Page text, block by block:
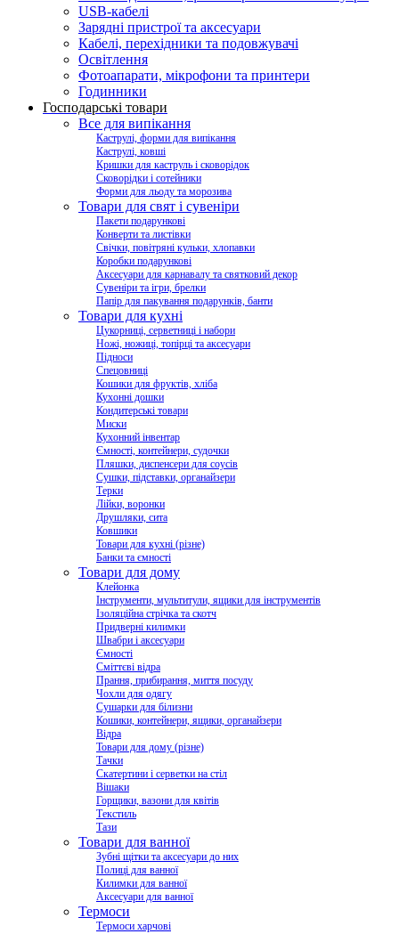
USB-кабелі
Зарядні пристрої та аксесуари
Кабелі, перехідники та подовжувачі
Освітлення
Фотоапарати, мікрофони та принтери
Годинники
Господарські товари
Все для випікання
Каструлі, форми для випікання
Каструлі, ковші
Кришки для каструль і сковорідок
Сковорідки і сотейники
Форми для льоду та морозива
Товари для свят і сувеніри
Пакети подарункові
Конверти та листівки
Свічки, повітряні кульки, хлопавки
Коробки подарункові
Аксесуари для карнавалу та святковий декор
Сувеніри та ігри, брелки
Папір для пакування подарунків, банти
Товари для кухні
Цукорниці, серветниці і набори
Ножі, ножиці, топірці та аксесуари
Підноси
Спецовниці
Кошики для фруктів, хліба
Кухонні дошки
Кондитерські товари
Миски
Кухонний інвентар
Ємності, контейнери, судочки
Пляшки, диспенсери для соусів
Сушки, підставки, органайзери
Терки
Лійки, воронки
Друшляки, сита
Ковшики
Товари для кухні (різне)
Банки та ємності
Товари для дому
Клейонка
Інструменти, мультитули, ящики для інструментів
Ізоляційна стрічка та скотч
Придверні килимки
Швабри і аксесуари
Ємності
Сміттєві відра
Прання, прибирання, миття посуду
Чохли для одягу
Сушарки для білизни
Кошики, контейнери, ящики, органайзери
Відра
Товари для дому (різне)
Тачки
Скатертини і серветки на стіл
Вішаки
Горщики, вазони для квітів
Текстиль
Тази
Товари для ванної
Зубні щітки та аксесуари до них
Полиці для ванної
Килимки для ванної
Аксесуари для ванної
Термоси
Термоси харчові